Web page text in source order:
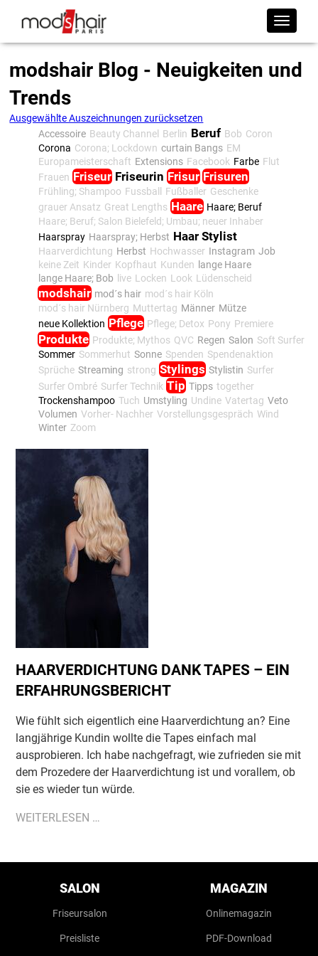
modshair Blog - Neuigkeiten und
Trends
Ausgewählte Auszeichnungen zurücksetzen
Accessoire Beauty Channel Berlin Beruf Bob Coron
Corona Corona; Lockdown curtain Bangs EM
Europameisterschaft Extensions Facebook Farbe Flut
Frauen Friseur Friseurin Frisur Frisuren
Frühling; Shampoo Fussball Fußballer Geschenke
grauer Ansatz Great Lengths Haare Haare; Beruf
Haare; Beruf; Salon Bielefeld; Umbau; neuer Inhaber
Haarspray Haarspray; Herbst Haar Stylist
Haarverdichtung Herbst Hochwasser Instagram Job
keine Zeit Kinder Kopfhaut Kunden
lange Haare
lange Haare; Bob
live Locken Look Lüdenscheid
modshair mod´s hair mod´s hair Köln
mod´s hair Nürnberg Muttertag Männer Mütze
neue Kollektion Pflege Pflege; Detox Pony Premiere
Produkte Produkte; Mythos QVC Regen Salon Soft Surfer
Sommer Sommerhut Sonne Spenden Spendenaktion
Sprüche Streaming strong Stylings Stylistin Surfer
Surfer Ombré Surfer Technik Tip Tipps together
Trockenshampoo Tuch Umstyling Undine Vatertag Veto
Volumen Vorher- Nachher Vorstellungsgespräch Wind
Winter Zoom
HAARVERDICHTUNG DANK TAPES – EIN
ERFAHRUNGSBERICHT
Wie fühlt sich eigentlich eine Haarverdichtung an? Eine
langjährige Kundin wollte die Tapes einfach mal
ausprobieren. Ich habe nachgefragt, wie zufrieden sie mit
dem Prozedere der Haarverdichtung ist und vorallem, ob
sie es wieder tun würde.
WEITERLESEN …
EIN
überspringen
SALON
Friseursalon
Preisliste
MAGAZIN
Onlinemagazin
PDF-Download